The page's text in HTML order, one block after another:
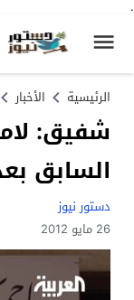
.
الرئيسية الأخبار
شفيق:
السابق
دستور نيوز
26 مايو 2012